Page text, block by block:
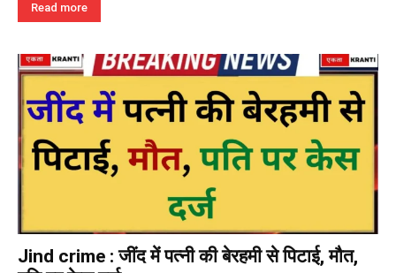
Read more
Jind crime : जींद में पत्नी की बेरहमी से पिटाई, मौत,